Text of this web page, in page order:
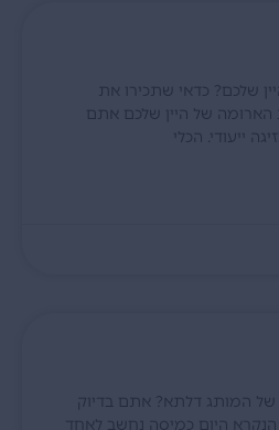
שלכם? כדאי שתכירו את
של היין שלכם אתם
ייעודי. הכלי
של המותג דלתא? אתם בדיוק
היום כמיסה נחשב לאחד